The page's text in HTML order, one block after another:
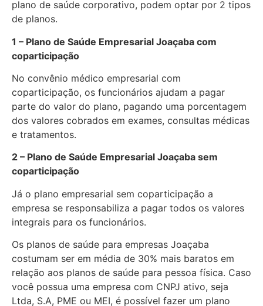
plano de saúde corporativo, podem optar por 2 tipos
de planos.
1 – Plano de Saúde Empresarial Joaçaba com
coparticipação
No convênio médico empresarial com
coparticipação, os funcionários ajudam a pagar
parte do valor do plano, pagando uma porcentagem
dos valores cobrados em exames, consultas médicas
e tratamentos.
2 – Plano de Saúde Empresarial Joaçaba sem
coparticipação
Já o plano empresarial sem coparticipação a
empresa se responsabiliza a pagar todos os valores
integrais para os funcionários.
Os planos de saúde para empresas Joaçaba
costumam ser em média de 30% mais baratos em
relação aos planos de saúde para pessoa física. Caso
você possua uma empresa com CNPJ ativo, seja
Ltda, S.A, PME ou MEI, é possível fazer um plano